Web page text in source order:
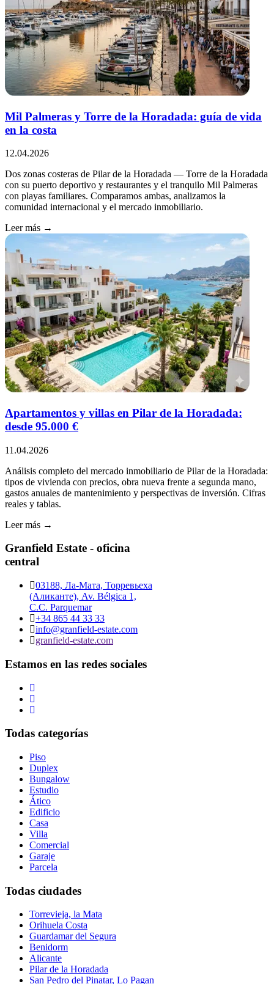
Mil Palmeras y Torre de la Horadada: guía de vida
en la costa
12.04.2026
Dos zonas costeras de Pilar de la Horadada — Torre de la Horadada
con su puerto deportivo y restaurantes y el tranquilo Mil Palmeras
con playas familiares. Comparamos ambas, analizamos la
comunidad internacional y el mercado inmobiliario.
Leer más →
Apartamentos y villas en Pilar de la Horadada:
desde 95.000 €
11.04.2026
Análisis completo del mercado inmobiliario de Pilar de la Horadada:
tipos de vivienda con precios, obra nueva frente a segunda mano,
gastos anuales de mantenimiento y perspectivas de inversión. Cifras
reales y tablas.
Leer más →
Granfield Estate - oficina
central
03188, Ла-Мата, Торревьеха
(Аликанте), Av. Bélgica 1,
C.C. Parquemar
+34 865 44 33 33
info@granfield-estate.com
granfield-estate.com
Estamos en las redes sociales
Todas categorías
Piso
Duplex
Bungalow
Estudio
Ático
Edificio
Casa
Villa
Comercial
Garaje
Parcela
Todas ciudades
Torrevieja, la Mata
Orihuela Costa
Guardamar del Segura
Benidorm
Alicante
Pilar de la Horadada
San Pedro del Pinatar, Lo Pagan